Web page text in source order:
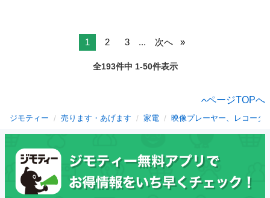
1 2 3 ... 次へ
全193件中 1-50件表示
ページTOPへ
ジモティー 売ります・あげます 家電 映像プレーヤー、レコーダ